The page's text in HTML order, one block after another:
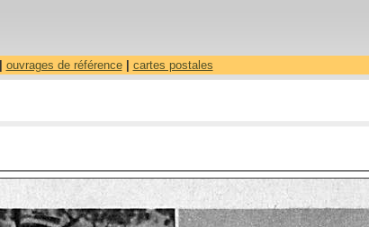
ouvrages de référence| cartes postales